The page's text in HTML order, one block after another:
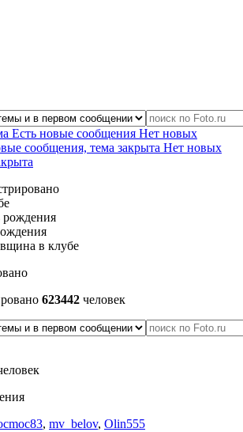
Есть новые сообщения Нет новых
сообщения, тема закрыта Нет новых
рождения
в клубе
623442 человек
, mv_belov, Olin555